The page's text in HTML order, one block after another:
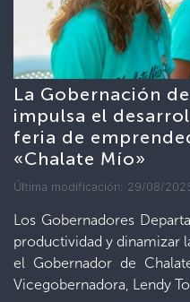
La Gobernación
impulsa el
feria de
«Chalate Mío»
Última modificación: 29/08/
Los Gobernadores
productividad y dinamizar
el Gobernador de
Vicegobernadora, Lendy